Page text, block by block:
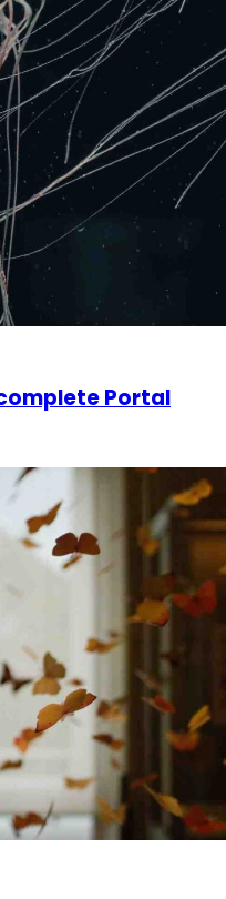
Portal